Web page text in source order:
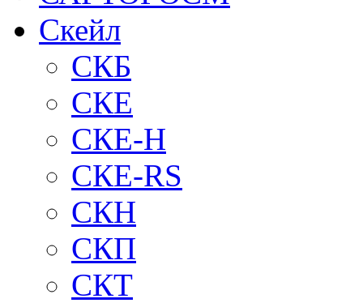
Скейл
СКБ
СКЕ
СКЕ-H
СКЕ-RS
СКН
СКП
СКТ